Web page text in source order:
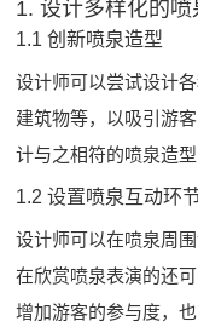
1. 设计多样化的喷
1.1 创新喷泉造型
设计师可以尝试设计
建筑物等，以吸引游
计与之相符的喷泉造
1.2 设置喷泉互动环
设计师可以在喷泉周
在欣赏喷泉表演的还
增加游客的参与度，